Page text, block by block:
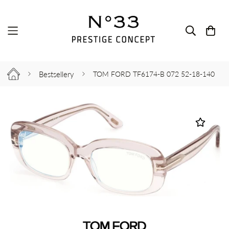
Bestsellery TOM FORD TF6174-B 072 52-18-140